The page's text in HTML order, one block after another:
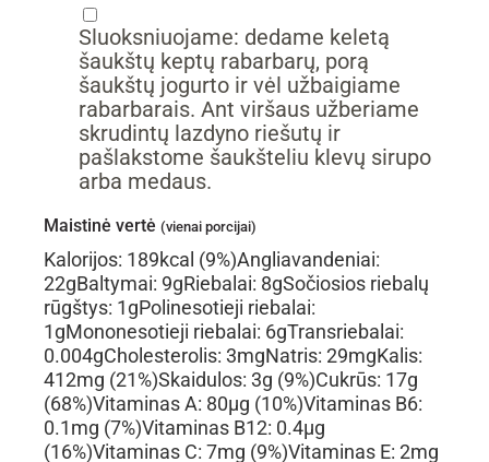
Sluoksniuojame: dedame keletą
šaukštų keptų rabarbarų, porą
šaukštų jogurto ir vėl užbaigiame
rabarbarais. Ant viršaus užberiame
skrudintų lazdyno riešutų ir
pašlakstome šaukšteliu klevų sirupo
arba medaus.
Maistinė vertė (vienai porcijai)
Kalorijos: 189kcal (9%)Angliavandeniai:
22gBaltymai: 9gRiebalai: 8gSočiosios riebalų
rūgštys: 1gPolinesotieji riebalai:
1gMononesotieji riebalai: 6gTransriebalai:
0.004gCholesterolis: 3mgNatris: 29mgKalis:
412mg (21%)Skaidulos: 3g (9%)Cukrūs: 17g
(68%)Vitaminas A: 80µg (10%)Vitaminas B6:
0.1mg (7%)Vitaminas B12: 0.4µg
(16%)Vitaminas C: 7mg (9%)Vitaminas E: 2mg